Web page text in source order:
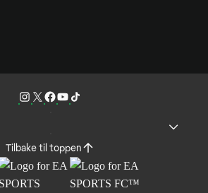
Tilbake til toppen